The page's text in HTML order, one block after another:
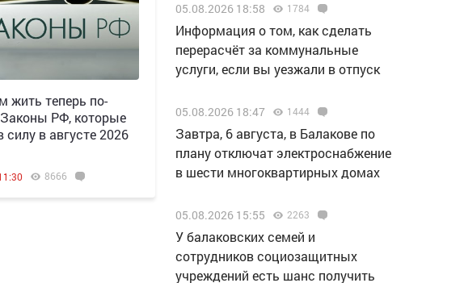
жить теперь по-
РФ, которые
силу в августе 2026
8666
05.08.2026 18:58 1784
Информация о том, как сделать
перерасчёт за коммунальные
услуги, если вы уезжали в отпуск
05.08.2026 18:47 1444
Завтра, 6 августа, в Балакове по
плану отключат электроснабжение
в шести многоквартирных домах
05.08.2026 15:55 2263
У балаковских семей и
сотрудников социозащитных
учреждений есть шанс получить